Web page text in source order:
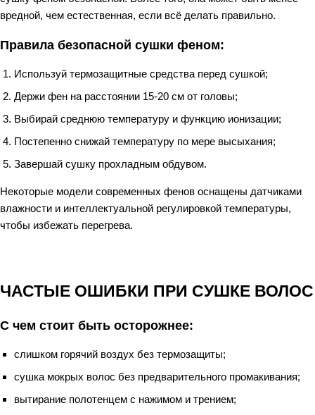
вредной, чем естественная, если всё делать правильно.
Правила безопасной сушки феном:
Используй термозащитные средства перед сушкой;
Держи фен на расстоянии 15-20 см от головы;
Выбирай среднюю температуру и функцию ионизации;
Постепенно снижай температуру по мере высыхания;
Завершай сушку прохладным обдувом.
Некоторые модели современных фенов оснащены датчиками
влажности и интеллектуальной регулировкой температуры,
чтобы избежать перегрева.
ЧАСТЫЕ ОШИБКИ ПРИ СУШКЕ ВОЛОС
С чем стоит быть осторожнее:
слишком горячий воздух без термозащиты;
сушка мокрых волос без предварительного промакивания;
вытирание полотенцем с нажимом и трением;